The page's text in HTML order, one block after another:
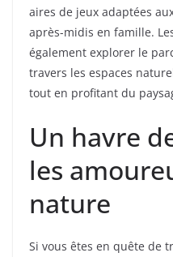
aires de jeux adaptées
après-midis en famille.
également explorer le
travers les espaces
tout en profitant du
Un havre
les
nature
Si vous êtes en quête de